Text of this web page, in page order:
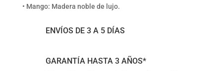
• Mango: Madera noble de lujo.
ENVÍOS DE 3 A 5 DÍAS
GARANTÍA HASTA 3 AÑOS*